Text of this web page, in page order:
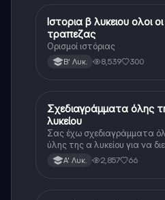
Ιστορία
Ιστορια β λυκειου ολοι οι
τραπεζας
Ορισμοί ιστόριας
Β' Λυκ. 8,539 300
Ιστορία
Σχεδιαγράμματα όλης
λυκείου
Σας έχω σχεδιαγράμματα
ύλης της α λυκείου για να
τεράστιο βάρος του βιβλίου
Α' Λυκ. 2,857 66